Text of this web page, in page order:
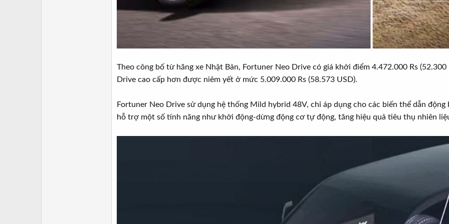
Theo công bố từ hãng xe Nhật Bản, Fortuner Neo Drive có giá khởi điểm 4.472.000 Rs
Drive cao cấp hơn được niêm yết ở mức 5.009.000 Rs (58.573 USD).
Fortuner Neo Drive sử dụng hệ thống Mild hybrid 48V, chỉ áp dụng cho các biến thể dẫn
hỗ trợ một số tính năng như khởi động-dừng động cơ tự động, tăng hiệu quả tiêu thụ nhiên